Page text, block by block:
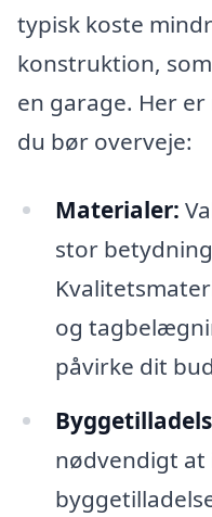
typisk koste
konstruktion,
en garage. Her
du bør overveje:
Materialer:
stor
og
påvirke dit
nødvendigt